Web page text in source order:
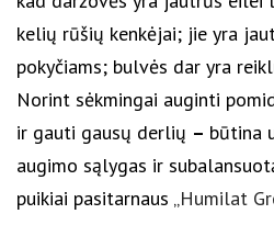
kelių rūšių kenkėjai; jie yra
pokyčiams; bulvės dar yra
Norint sėkmingai auginti
ir gauti gausų derlių – būtina
augimo sąlygas ir
puikiai pasitarnaus „Humilat